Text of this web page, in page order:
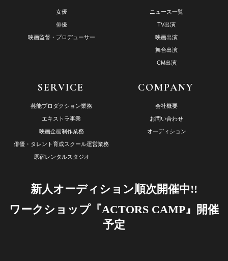
女優
俳優
映画監督・プロデューサー
ニュース一覧
TV出演
映画出演
舞台出演
CM出演
SERVICE
芸能プロダクション業務
エキストラ事業
映画企画制作業務
俳優・タレント育成スクール運営業務
原宿レンタルスタジオ
COMPANY
会社概要
お問い合わせ
オーディション
新人オーディション順次開催中!!
ワークショップ『ACTORS CAMP』開催
予定